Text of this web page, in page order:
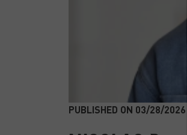
PUBLISHED ON 03/28/2026 |